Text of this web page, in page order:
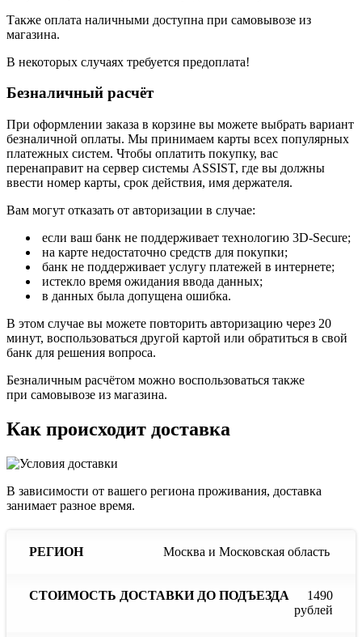
Также оплата наличными доступна при самовывозе из
магазина.
В некоторых случаях требуется предоплата!
Безналичный расчёт
При оформлении заказа в корзине вы можете выбрать вариант
безналичной оплаты. Мы принимаем карты всех популярных
платежных систем. Чтобы оплатить покупку, вас
перенаправит на сервер системы ASSIST, где вы должны
ввести номер карты, срок действия, имя держателя.
Вам могут отказать от авторизации в случае:
если ваш банк не поддерживает технологию 3D-Secure;
на карте недостаточно средств для покупки;
банк не поддерживает услугу платежей в интернете;
истекло время ожидания ввода данных;
в данных была допущена ошибка.
В этом случае вы можете повторить авторизацию через 20
минут, воспользоваться другой картой или обратиться в свой
банк для решения вопроса.
Безналичным расчётом можно воспользоваться также
при самовывозе из магазина.
Как происходит доставка
В зависимости от вашего региона проживания, доставка
занимает разное время.
Стоимость
подъезда
Сроки
наличии
продукции
Москва и Московская область
1490
рублей